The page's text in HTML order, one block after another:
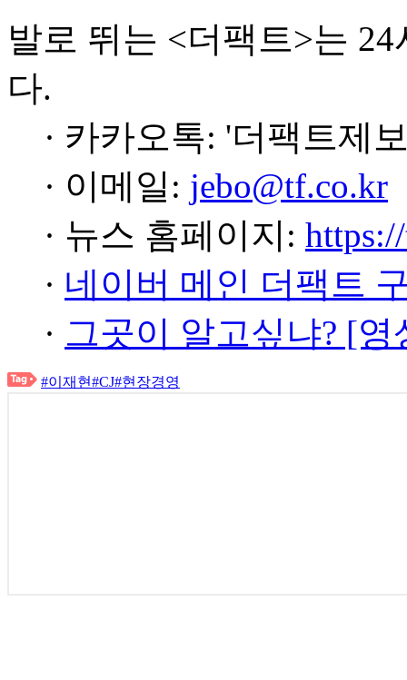
발로 뛰는 <더팩트>는
다.
· 카카오톡: '더팩트제
· 이메일: jebo@tf.co.kr
· 뉴스 홈페이지:
· 네이버 메인 더팩트
· 그곳이 알고싶냐? [
#이재현#CJ#현장경영